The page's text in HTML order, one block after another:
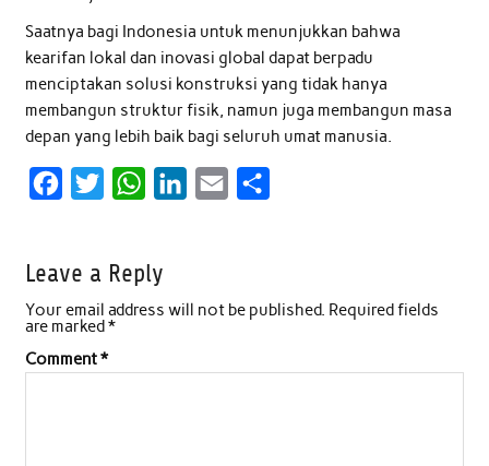
Saatnya bagi Indonesia untuk menunjukkan bahwa
kearifan lokal dan inovasi global dapat berpadu
menciptakan solusi konstruksi yang tidak hanya
membangun struktur fisik, namun juga membangun masa
depan yang lebih baik bagi seluruh umat manusia.
e
b
o
t
e
r
W
t
s
p
e
I
l
e
Leave a Reply
Your email address will not be published. Required fields
are marked*
Comment*